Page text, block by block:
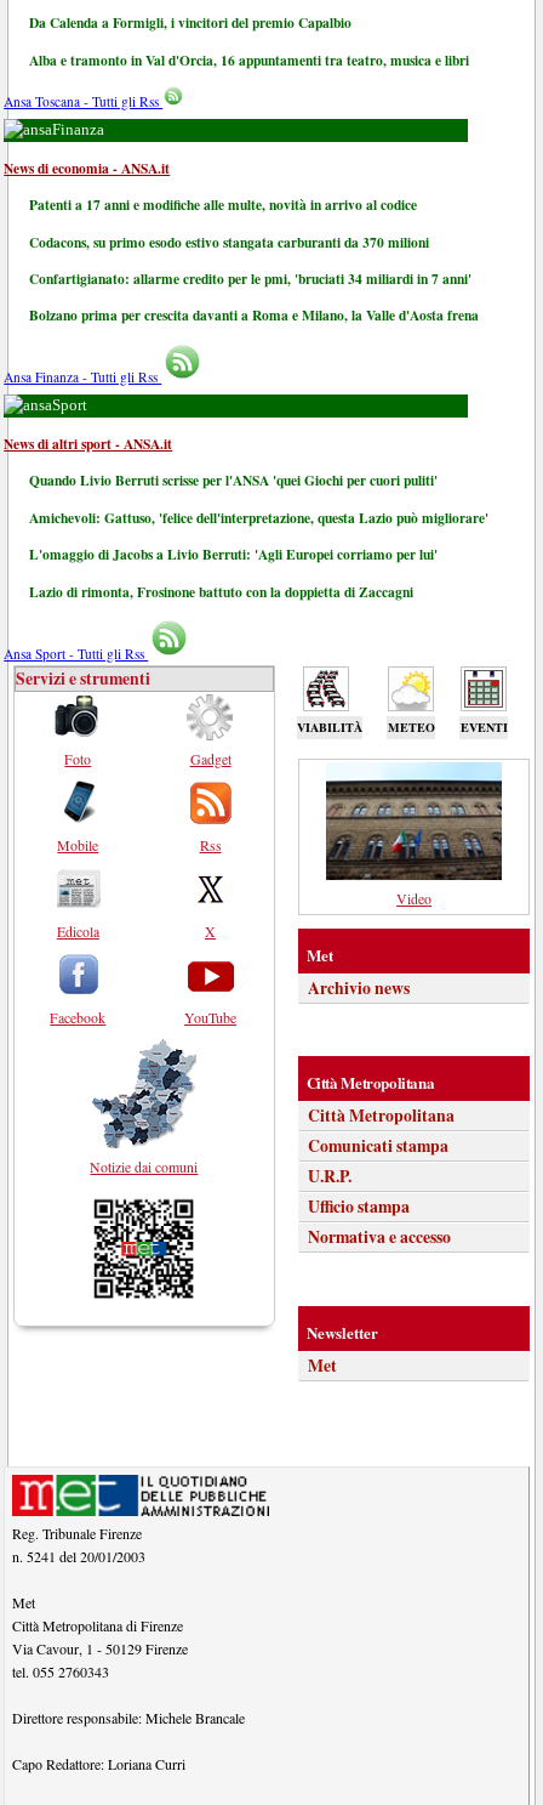
Da Calenda a Formigli, i vincitori del premio Capalbio
Alba e tramonto in Val d'Orcia, 16 appuntamenti tra teatro, musica e libri
Ansa Toscana - Tutti gli Rss
Finanza
News di economia - ANSA.it
Patenti a 17 anni e modifiche alle multe, novità in arrivo al codice
Codacons, su primo esodo estivo stangata carburanti da 370 milioni
Confartigianato: allarme credito per le pmi, 'bruciati 34 miliardi in 7 anni'
Bolzano prima per crescita davanti a Roma e Milano, la Valle d'Aosta frena
Ansa Finanza - Tutti gli Rss
Sport
News di altri sport - ANSA.it
Quando Livio Berruti scrisse per l'ANSA 'quei Giochi per cuori puliti'
Amichevoli: Gattuso, 'felice dell'interpretazione, questa Lazio può migliorare'
L'omaggio di Jacobs a Livio Berruti: 'Agli Europei corriamo per lui'
Lazio di rimonta, Frosinone battuto con la doppietta di Zaccagni
Ansa Sport - Tutti gli Rss
VIABILITÀ METEO EVENTI
Servizi e strumenti
Foto
Mobile
Edicola
Facebook
Gadget
Rss
X
YouTube
Notizie dai comuni
Video
Met
Archivio news
Città Metropolitana
Città Metropolitana
Comunicati stampa
U.R.P.
Ufficio stampa
Normativa e accesso
Newsletter
Met
Reg. Tribunale Firenze
n. 5241 del 20/01/2003
Met
Città Metropolitana di Firenze
Via Cavour, 1 - 50129 Firenze
tel.055 2760343
Direttore responsabile:Michele Brancale
Capo Redattore:Loriana Curri